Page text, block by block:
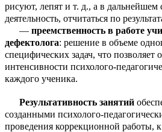
рисуют, лепят и т. д., а в дальнейшем
деятельность, отчитаться по
— преемственность в работе
дефектолога: решение в объеме
специфических задач, что позволяет
интенсивности психолого-
каждого ученика.
Результативность занятий
созданными психолого-
проведения коррекционной работы,